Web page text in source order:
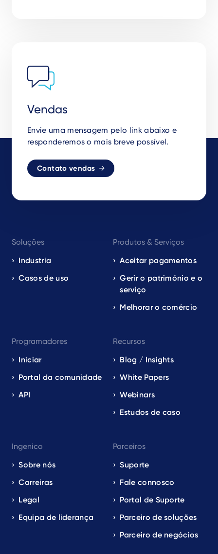
Vendas
Envie uma mensagem pelo link abaixo e
responderemos o mais breve possível.
Contato vendas
navigation
EN
Soluções
Industria
Casos de uso
Produtos & Serviços
Aceitar pagamentos
Gerir o património e o
serviço
Melhorar o comércio
Programadores
Iniciar
Portal da comunidade
API
Recursos
Blog / Insights
White Papers
Webinars
Estudos de caso
Ingenico
Sobre nós
Carreiras
Legal
Equipa de liderança
Parceiros
Suporte
Fale connosco
Portal de Suporte
Parceiro de soluções
Parceiro de negócios